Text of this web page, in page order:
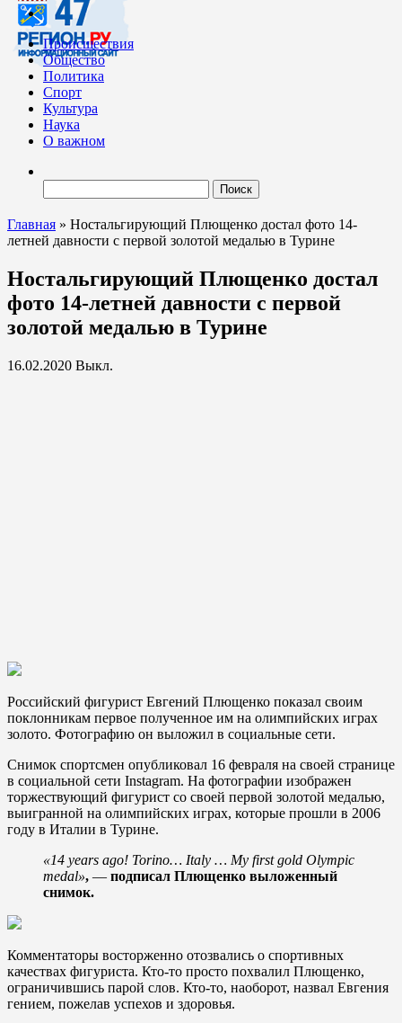
Происшествия
Общество
Политика
Спорт
Культура
Наука
О важном
Главная » Ностальгирующий Плющенко достал фото 14-
летней давности с первой золотой медалью в Турине
Ностальгирующий Плющенко достал
фото 14-летней давности с первой
золотой медалью в Турине
16.02.2020 Выкл.
Российский фигурист Евгений Плющенко показал своим
поклонникам первое полученное им на олимпийских играх
золото. Фотографию он выложил в социальные сети.
Снимок спортсмен опубликовал 16 февраля на своей странице
в социальной сети Instagram. На фотографии изображен
торжествующий фигурист со своей первой золотой медалью,
выигранной на олимпийских играх, которые прошли в 2006
году в Италии в Турине.
«14 years ago! Torino… Italy … My first gold Olympic
medal», — подписал Плющенко выложенный
снимок.
Комментаторы восторженно отозвались о спортивных
качествах фигуриста. Кто-то просто похвалил Плющенко,
ограничившись парой слов. Кто-то, наоборот, назвал Евгения
гением, пожелав успехов и здоровья.